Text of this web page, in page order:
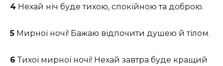
4 Нехай ніч буде тихою, спокійною та доброю.
5 Мирної ночі! Бажаю відпочити душею й тілом.
6 Тихої мирної ночі! Нехай завтра буде кращий